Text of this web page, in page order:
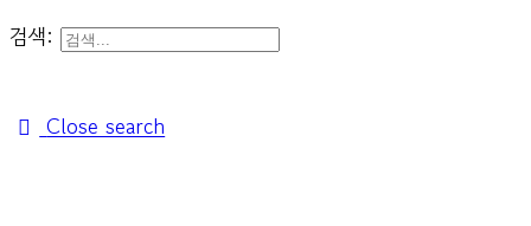
검색:
Close search